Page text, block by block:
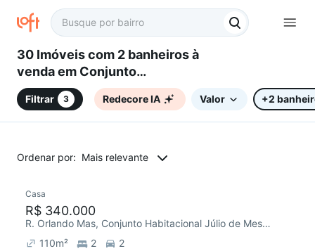
30 Imóveis com 2 banheiros à
venda em Conjunto
Habitacional Júlio de Mesquita
Filho, Sorocaba, SP
Filtrar 3 Redecore IA Valor +2
Ordenar por: Mais relevante
Chegou este mês
Casa
R$ 340.000
R. Orlando Mas, Conjunto Habitacional Júlio de Mesquita Filho
110m² 2
2